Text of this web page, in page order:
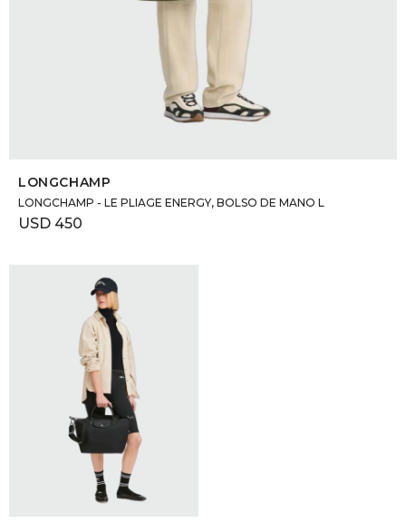
LONGCHAMP
LONGCHAMP - LE PLIAGE ENERGY, BOLSO DE MANO L
USD 450
SELECCIONAR TALLE